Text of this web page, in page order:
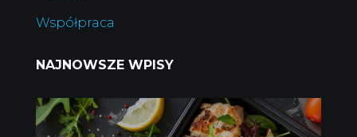
Współpraca
NAJNOWSZE WPISY